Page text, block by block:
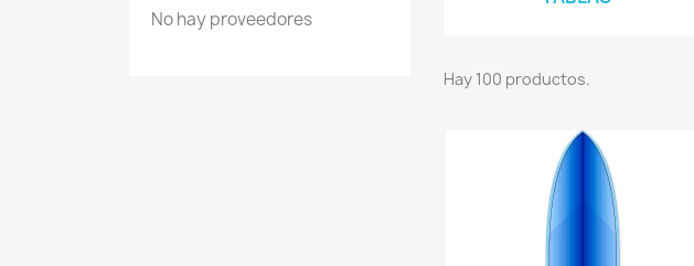
No hay proveedores
Hay 100 productos.